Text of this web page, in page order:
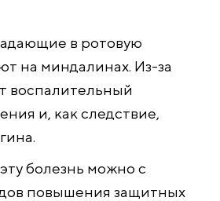
в ротовую
на миндалинах. Из-за
воспалительный
и, как следствие,
болезнь можно с
повышения защитных